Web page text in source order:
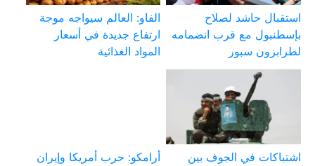
استقبال حاشد لصلاح
بإسطنبول مع قرب انضمامه
لطرابزون سبور
الفاو: العالم سيواجه موجة
ارتفاع جديدة في أسعار
المواد الغذائية
اشتباكات في الجوف بين
أرامكو: حرب أمريكا وإيران